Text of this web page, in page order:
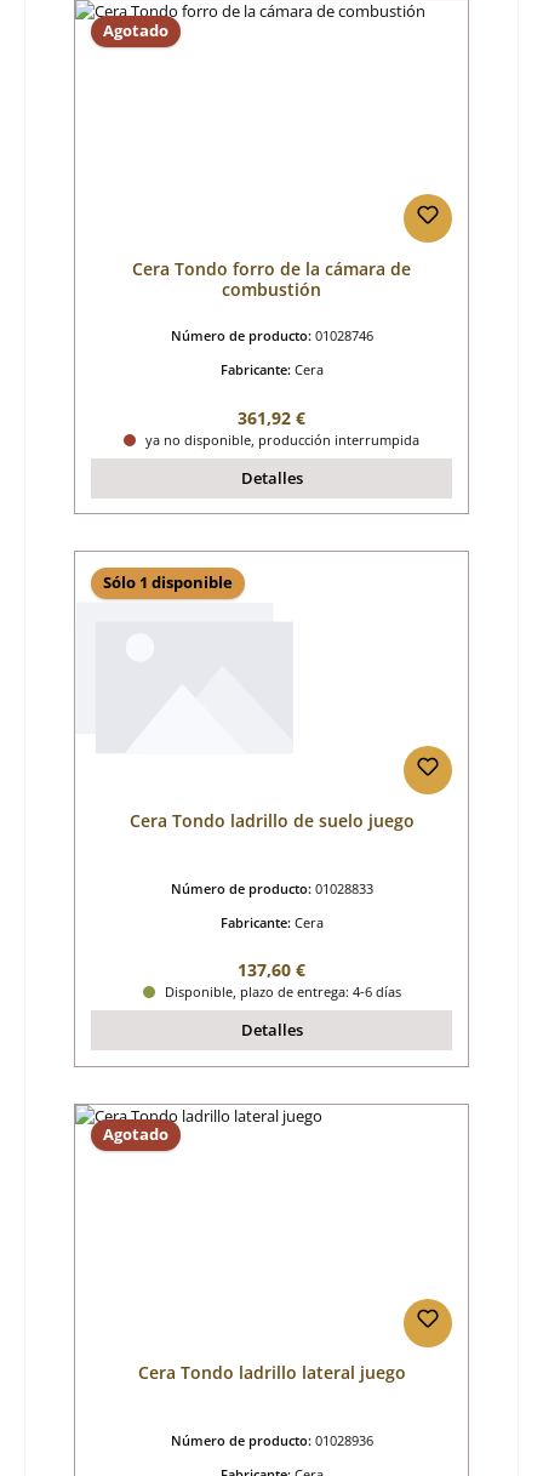
Agotado
Cera Tondo forro de la cámara de
combustión
Número de producto: 01028746
Fabricante: Cera
Precio normal:
361,92 €
ya no disponible, producción interrumpida
Detalles
Sólo 1 disponible
Cera Tondo ladrillo de suelo juego
Número de producto: 01028833
Fabricante: Cera
Precio normal:
137,60 €
Disponible, plazo de entrega: 4-6 días
Detalles
Agotado
Cera Tondo ladrillo lateral juego
Número de producto: 01028936